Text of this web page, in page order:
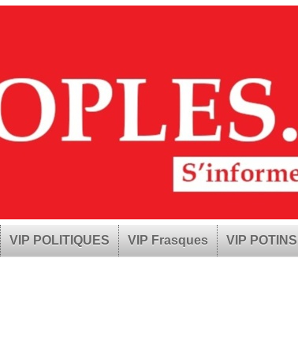
VIP POLITIQUES VIP Frasques VIP POTINS